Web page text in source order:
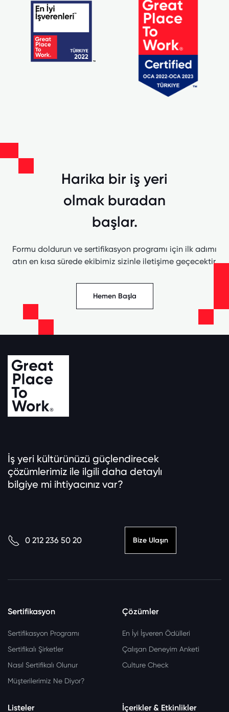
Harika bir iş yeri
olmak buradan
başlar.
Formu doldurun ve sertifikasyon programı için ilk adımı
atın en kısa sürede ekibimiz sizinle iletişime geçecektir.
Hemen Başla
İş yeri kültürünüzü güçlendirecek
çözümlerimiz ile ilgili daha detaylı
bilgiye mi ihtiyacınız var?
0 212 236 50 20 Bize Ulaşın
Sertifikasyon
Sertifikasyon Programı
Sertifikalı Şirketler
Nasıl Sertifikalı Olunur
Müşterilerimiz Ne Diyor?
Çözümler
En İyi İşveren Ödülleri
Çalışan Deneyim Anketi
Culture Check
Listeler İçerikler & Etkinlikler